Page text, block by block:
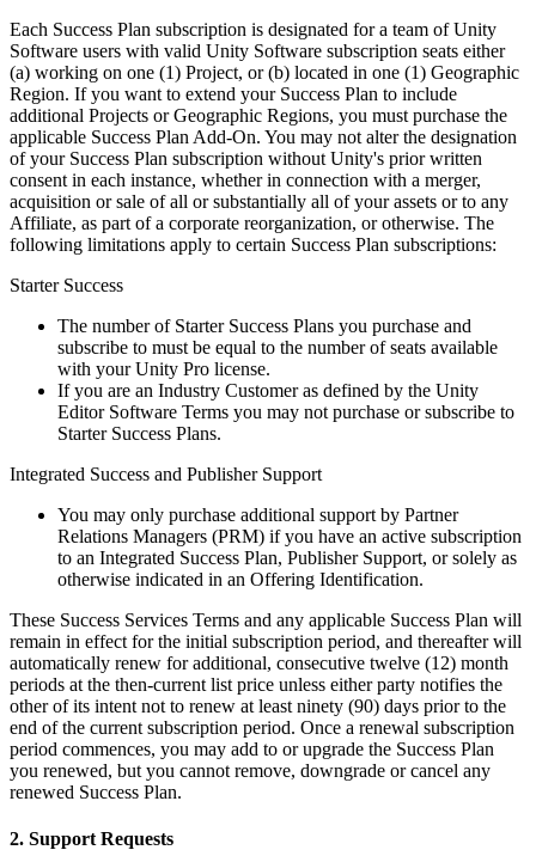
Each Success Plan subscription is designated for a team of Unity
Software users with valid Unity Software subscription seats either
(a) working on one (1) Project, or (b) located in one (1) Geographic
Region. If you want to extend your Success Plan to include
additional Projects or Geographic Regions, you must purchase the
applicable Success Plan Add-On. You may not alter the designation
of your Success Plan subscription without Unity's prior written
consent in each instance, whether in connection with a merger,
acquisition or sale of all or substantially all of your assets or to any
Affiliate, as part of a corporate reorganization, or otherwise. The
following limitations apply to certain Success Plan subscriptions:
Starter Success
The number of Starter Success Plans you purchase and
subscribe to must be equal to the number of seats available
with your Unity Pro license.
If you are an Industry Customer as defined by the Unity
Editor Software Terms you may not purchase or subscribe to
Starter Success Plans.
Integrated Success and Publisher Support
You may only purchase additional support by Partner
Relations Managers (PRM) if you have an active subscription
to an Integrated Success Plan, Publisher Support, or solely as
otherwise indicated in an Offering Identification.
These Success Services Terms and any applicable Success Plan will
remain in effect for the initial subscription period, and thereafter will
automatically renew for additional, consecutive twelve (12) month
periods at the then-current list price unless either party notifies the
other of its intent not to renew at least ninety (90) days prior to the
end of the current subscription period. Once a renewal subscription
period commences, you may add to or upgrade the Success Plan
you renewed, but you cannot remove, downgrade or cancel any
renewed Success Plan.
2. Support Requests